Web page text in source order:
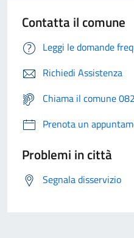
Contatta il comune
Leggi le domande
Richiedi Assistenza
Chiama il comune
Prenota un
Problemi in città
Segnala disservizio